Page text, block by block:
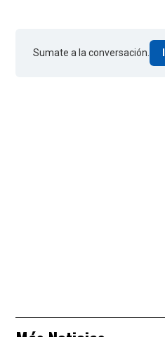
Sumate a la conversación.